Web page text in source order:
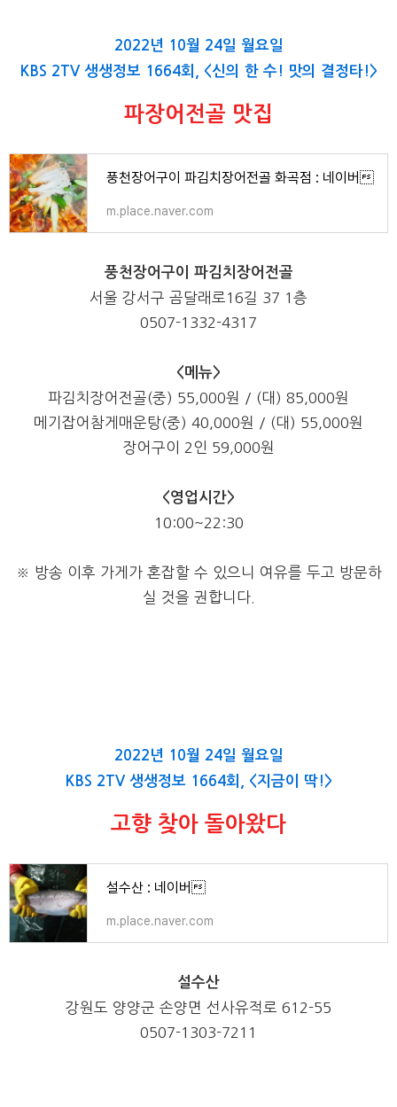
2022년 10월 24일 월요일
KBS 2TV 생생정보 1664회, <신의 한 수 ! 맛의 결정타!>
파장어전골 맛집
풍천장어구이 파김치장어전골 화곡점 : 네이버
m.place.naver.com
풍천장어구이 파김치장어전골
서울 강서구 곰달래로 16길 37 1 층
0507-1332-4317
<메뉴>
파김치장어전골(중) 55,000원 / (대) 85,000원
메기잡어참게매운탕(중) 40,000원 / (대) 55,000원
장어구이 2인 59,000원
<영업시간>
10:00~22:30
※ 방송 이후 가게가 혼잡할 수 있으니 여유를 두고 방문하
실 것을 권합니다.
2022년 10월 24일 월요일
KBS 2TV 생생정보 1664회, <지금이 딱!>
고향 찾아 돌아왔다
설수산 : 네이버
m.place.naver.com
설수산
강원도 양양군 손양면 선사유적로 612-55
0507-1303-7211